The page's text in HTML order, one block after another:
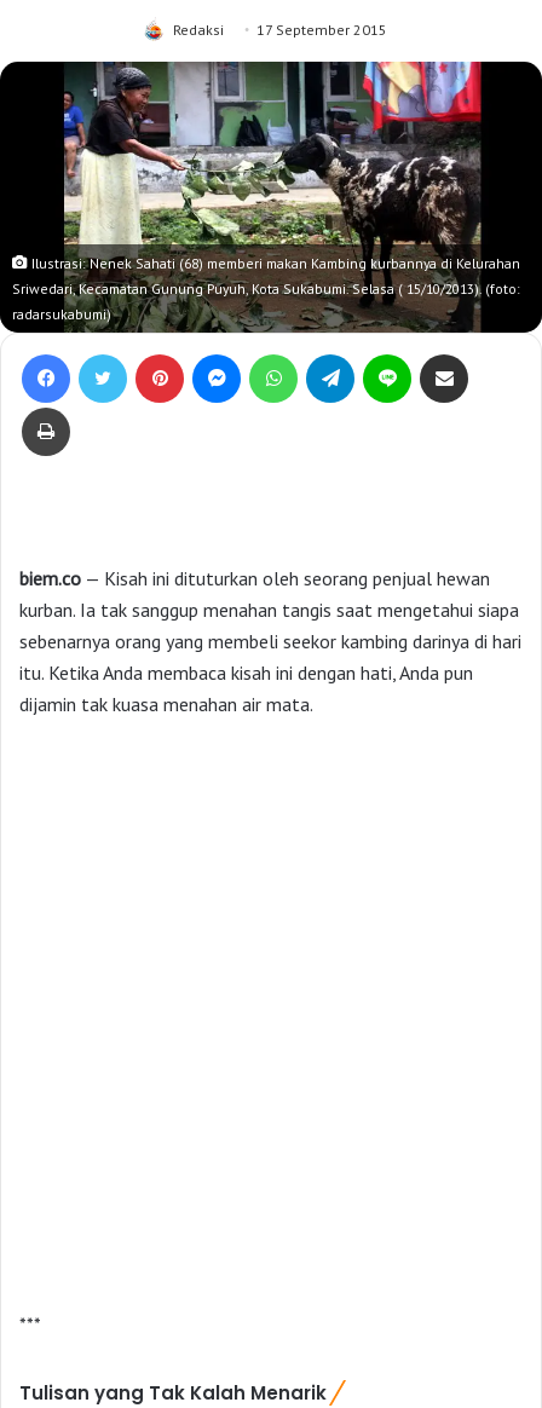
Redaksi 17 September 2015
Ilustrasi: Nenek Sahati (68) memberi makan Kambing kurbannya di Kelurahan
Sriwedari, Kecamatan Gunung Puyuh, Kota Sukabumi. Selasa ( 15/10/2013). (foto:
radarsukabumi)
biem.co — Kisah ini dituturkan oleh seorang penjual hewan
kurban. Ia tak sanggup menahan tangis saat mengetahui siapa
sebenarnya orang yang membeli seekor kambing darinya di hari
itu. Ketika Anda membaca kisah ini dengan hati, Anda pun
dijamin tak kuasa menahan air mata.
***
Tulisan yang Tak Kalah Menarik